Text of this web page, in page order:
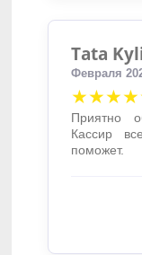
Tata
Февраля
Приятно
Кассир
поможет.